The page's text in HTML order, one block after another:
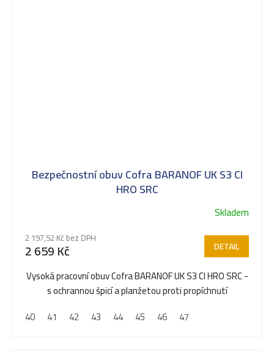
Bezpečnostní obuv Cofra BARANOF UK S3 CI
HRO SRC
hodnocení
produktu
je
5,0
hvězdiček.
Skladem
2 197,52 Kč bez DPH
2 659 Kč DETAIL
Vysoká pracovní obuv Cofra BARANOF UK S3 CI HRO SRC -
s ochrannou špicí a planžetou proti propíchnutí
40
41 42 43 44 45 46 47